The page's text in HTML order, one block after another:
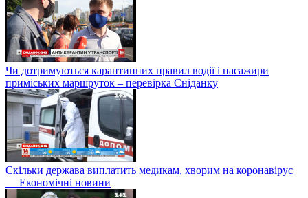
Чи дотримуються карантинних правил водії і пасажири
приміських маршруток – перевірка Сніданку
Скільки держава виплатить медикам, хворим на коронавірус
— Економічні новини